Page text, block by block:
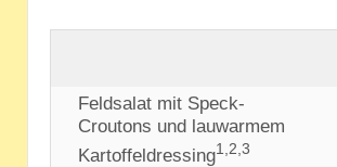
Feldsalat mit Speck-
Croutons und lauwarmem
Kartoffeldressing1,2,3